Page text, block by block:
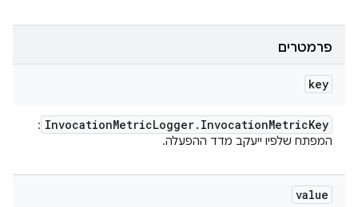
פרמטרים
key
InvocationMetricLogger. InvocationMetricKey
:
המפתח שלפיו ייעקב מדד ההפעלה.
value